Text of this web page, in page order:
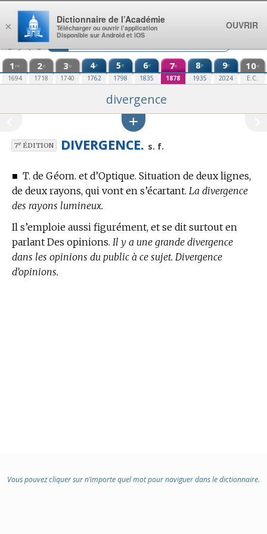
Aller au contenu
1 re
1694
2e
1718
3e
1740
4e
1762
5e
1798
6e
1835
7e
1878
8e
1935
9e
2024
10e
E.C.
divergence
7eÉDITION DIVERGENCE. s. f.
■ T. de Géom. et d’Optique. Situation de deux lignes,
de deux rayons, qui vont en s’écartant. La divergence
des rayons lumineux.
Il s’emploie aussi figurément, et se dit surtout en
parlant Des opinions. Il y a une grande divergence
dans les opinions du public à ce sujet. Divergence
d’opinions.
Vous pouvez cliquer sur n’importe quel mot pour naviguer dans le dictionnaire.
×
Dictionnaire de l’Académie
Télécharger ou ouvrir l’application
Disponible sur Android et iOS
OUVRIR